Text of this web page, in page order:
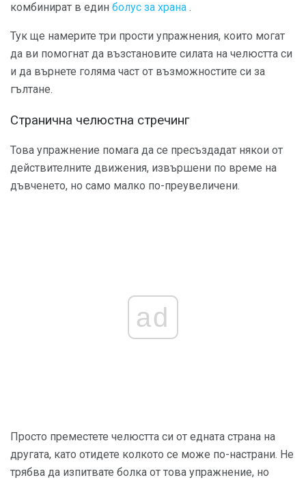
комбинират в един болус за храна .
Тук ще намерите три прости упражнения, които могат
да ви помогнат да възстановите силата на челюстта си
и да върнете голяма част от възможностите си за
гълтане.
Странична челюстна стречинг
Това упражнение помага да се пресъздадат някои от
действителните движения, извършени по време на
дъвченето, но само малко по-преувеличени.
ad
Просто преместете челюстта си от едната страна на
другата, като отидете колкото се може по-настрани. Не
трябва да изпитвате болка от това упражнение, но